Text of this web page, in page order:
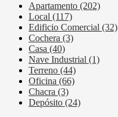
Apartamento (202)
Local (117)
Edificio Comercial (32)
Cochera (3)
Casa (40)
Nave Industrial (1)
Terreno (44)
Oficina (66)
Chacra (3)
Depósito (24)